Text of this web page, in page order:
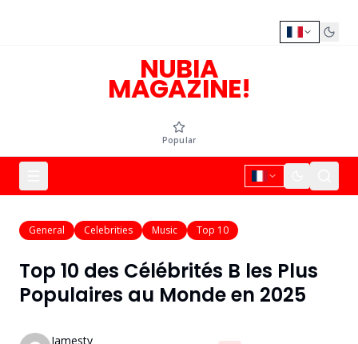
NUBIA
MAGAZINE!
Popular
General Celebrities Music Top 10
Top 10 des Célébrités B les Plus
Populaires au Monde en 2025
Jamesty